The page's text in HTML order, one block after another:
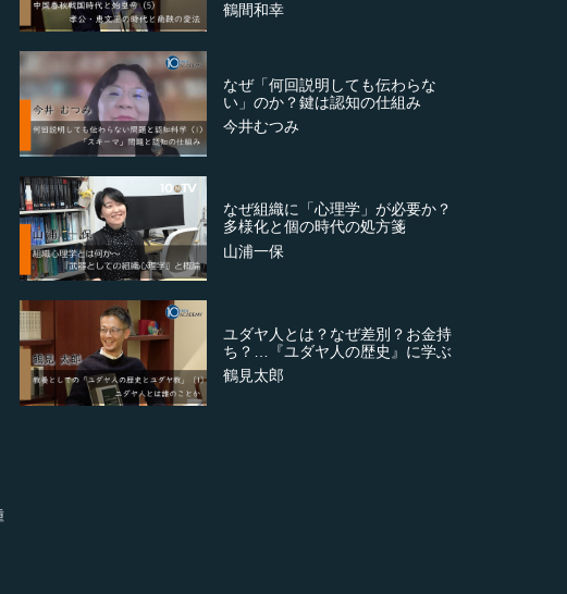
鶴間和幸
なぜ「何回説明しても伝わらな
い」のか？鍵は認知の仕組み
今井むつみ
なぜ組織に「心理学」が必要か？
多様化と個の時代の処方箋
山浦一保
ユダヤ人とは？なぜ差別？お金持
ち？…『ユダヤ人の歴史』に学ぶ
鶴見太郎